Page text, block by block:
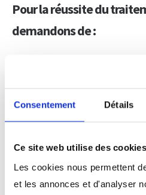
Consentement Détails
Ce site web utilise des cookies.
Les cookies nous permettent
et les annonces et d'analyser
Pour la réussite du
demandons de :
Mettre la nourriture sous
Libérer les accès aux
Ne pas nettoyer les lieux
Ne pas enlever le produit